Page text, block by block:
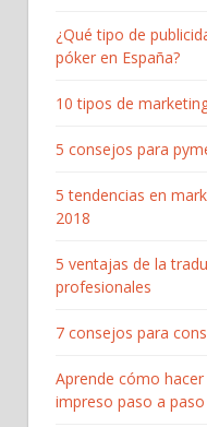
¿Qué tipo de
póker en España?
10 tipos de
5 consejos para
5 tendencias en
2018
5 ventajas de la
profesionales
7 consejos para
Aprende cómo
impreso paso a paso